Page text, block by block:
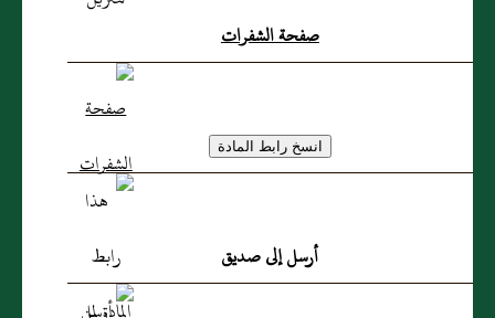
صفحة الشفرات
أرسل إلى صديق